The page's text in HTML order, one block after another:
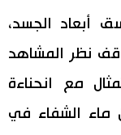
أبعاد الجسد،
نظر المشاهد
مع انحناءة
ماء الشفاء في